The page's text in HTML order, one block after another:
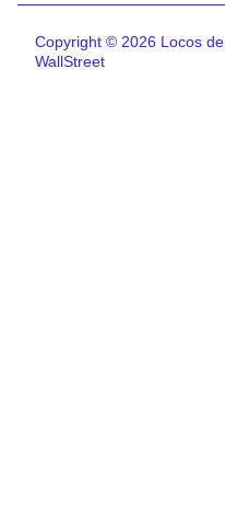
Copyright © 2026 Locos de
WallStreet